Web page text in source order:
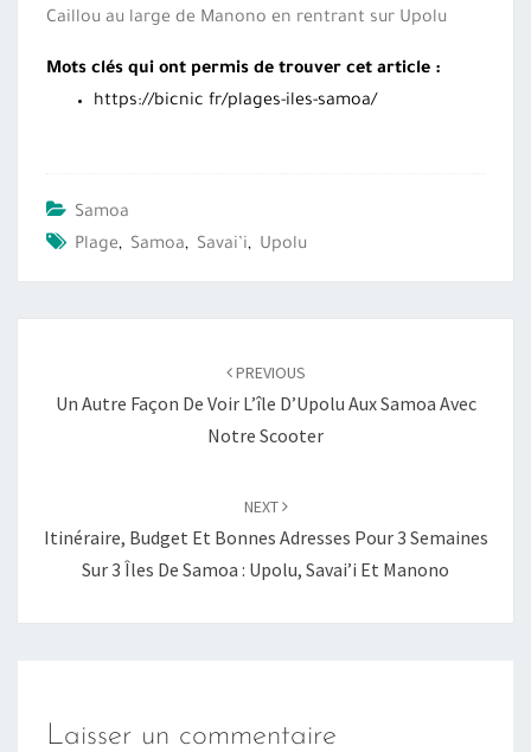
Caillou au large de Manono en rentrant sur Upolu
Mots clés qui ont permis de trouver cet article :
https://bicnic fr/plages-iles-samoa/
Samoa
Plage, Samoa, Savai’i, Upolu
PREVIOUS
Un Autre Façon De Voir L’île D’Upolu Aux Samoa Avec
Notre Scooter
NEXT
Itinéraire, Budget Et Bonnes Adresses Pour 3 Semaines
Sur 3 Îles De Samoa : Upolu, Savai’i Et Manono
Laisser un commentaire